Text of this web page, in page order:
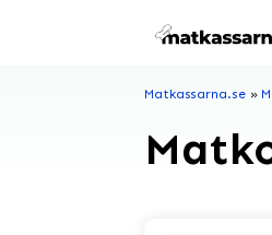
Matkassarna.se»